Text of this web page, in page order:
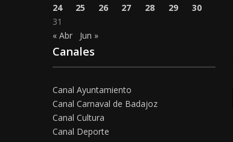
24
25 26 27 28 29
30
31
« Abr
Jun »
Canales
Canal Ayuntamiento
Canal Carnaval de Badajoz
Canal Cultura
Canal Deporte